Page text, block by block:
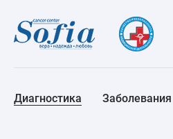
Диагностика Заболевания